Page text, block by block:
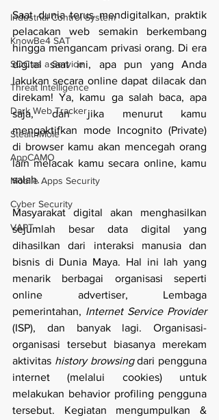
Industrial Control System
KnowBe4 SAT
SOC as a Service
Threat Intelligence
Dark Web Tracker
StealthMole
AppCAMO
Mobile Apps Security
Cyber Security
VAPT
Saat dunia terus mendigitalkan, praktik
pelacakan web semakin berkembang
hingga mengancam privasi orang. Di era
digital saat ini, apa pun yang Anda
lakukan secara online dapat dilacak dan
direkam! Ya, kamu ga salah baca, apa
saja, dan jika menurut kamu
mengaktifkan mode Incognito (Private)
di browser kamu akan mencegah orang
lain melacak kamu secara online, kamu
salah.
Masyarakat digital akan menghasilkan
sejumlah besar data digital yang
dihasilkan dari interaksi manusia dan
bisnis di Dunia Maya. Hal ini lah yang
menarik berbagai organisasi seperti
online advertiser, Lembaga
pemerintahan, Internet Service Provider
(ISP), dan banyak lagi. Organisasi-
organisasi tersebut biasanya merekam
aktivitas history browsing dari pengguna
internet (melalui cookies) untuk
melakukan behavior profiling pengguna
tersebut. Kegiatan mengumpulkan &